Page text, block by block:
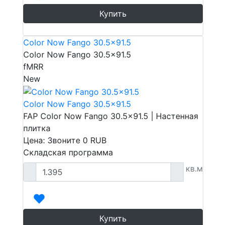
Купить
Color Now Fango 30.5x91.5
Color Now Fango 30.5x91.5
fMRR
New
Color Now Fango 30.5x91.5
FAP Color Now Fango 30.5x91.5 | Настенная
плитка
Цена: Звоните 0 RUB
Складская программа
кв.м
Купить